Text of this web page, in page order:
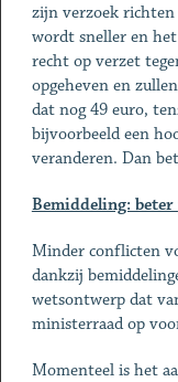
zijn verzoek
wordt sneller en
recht op verzet
opgeheven en
dat nog 49 euro,
bijvoorbeeld een
veranderen. Dan
Bemiddeling:
Minder conflicten
dankzij
wetsontwerp dat
ministerraad op
Momenteel is het